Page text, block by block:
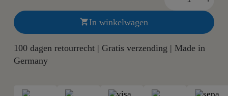
In winkelwagen
100 dagen retourrecht | Gratis verzending | Made in
Germany